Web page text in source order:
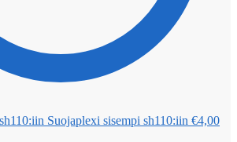
Suojaplexi sisempi sh110:iin €4,00